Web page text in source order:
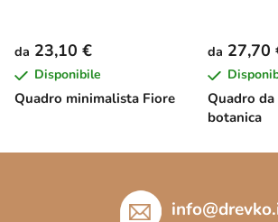
Quadro minimalista Fiore
da 23,10 €
Disponibile
Quadro
botanica
da 27,70
info@